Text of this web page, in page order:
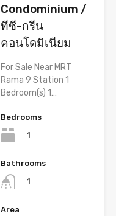
Condominium /
ทีซี-กรีน
คอนโดมิเนียม
For Sale Near MRT
Rama 9 Station 1
Bedroom(s) 1…
Bedrooms
1
Bathrooms
1
Area